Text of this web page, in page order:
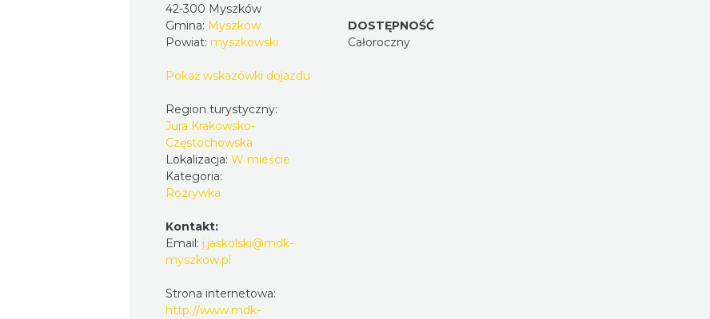
42-300 Myszków
Gmina: Myszków
Powiat: myszkowski
Pokaż wskazówki dojazdu
Region turystyczny:
Jura Krakowsko-
Częstochowska
Lokalizacja: W mieście
Kategoria:
Rozrywka
Kontakt:
Email: j.jaskolski@mdk-
myszkow.pl
Strona internetowa:
http://www.mdk-
DOSTĘPNOŚĆ
Całoroczny